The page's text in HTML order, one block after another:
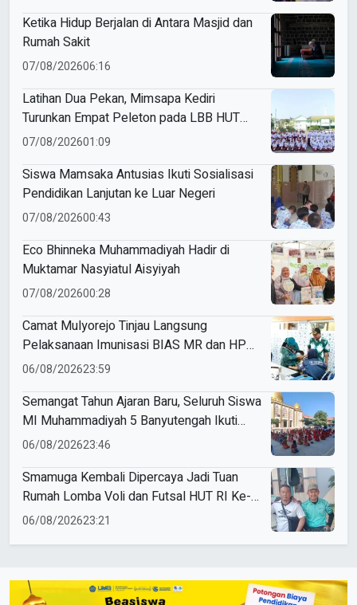
Ketika Hidup Berjalan di Antara Masjid dan
Rumah Sakit
07/08/202606:16
Latihan Dua Pekan, Mimsapa Kediri
Turunkan Empat Peleton pada LBB HUT
Ke-81 RI Kecamatan Pare
07/08/202601:09
Siswa Mamsaka Antusias Ikuti Sosialisasi
Pendidikan Lanjutan ke Luar Negeri
07/08/202600:43
Eco Bhinneka Muhammadiyah Hadir di
Muktamar Nasyiatul Aisyiyah
07/08/202600:28
Camat Mulyorejo Tinjau Langsung
Pelaksanaan Imunisasi BIAS MR dan HPV
di SD Muhammadiyah 18 Surabaya
06/08/202623:59
Semangat Tahun Ajaran Baru, Seluruh Siswa
MI Muhammadiyah 5 Banyutengah Ikuti
Latihan Tapak Suci Perdana
06/08/202623:46
Smamuga Kembali Dipercaya Jadi Tuan
Rumah Lomba Voli dan Futsal HUT RI Ke-
81 Kecamatan Tulangan
06/08/202623:21